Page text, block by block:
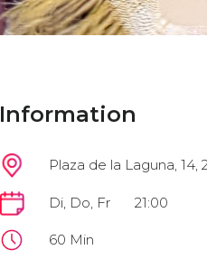
Information
Plaza de la Laguna,
Di, Do, Fr 21:00
60 Min